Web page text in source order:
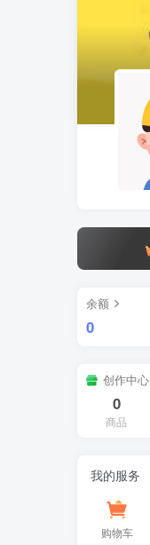
余额
0
创作中心
0
商品
我的服务
购物车